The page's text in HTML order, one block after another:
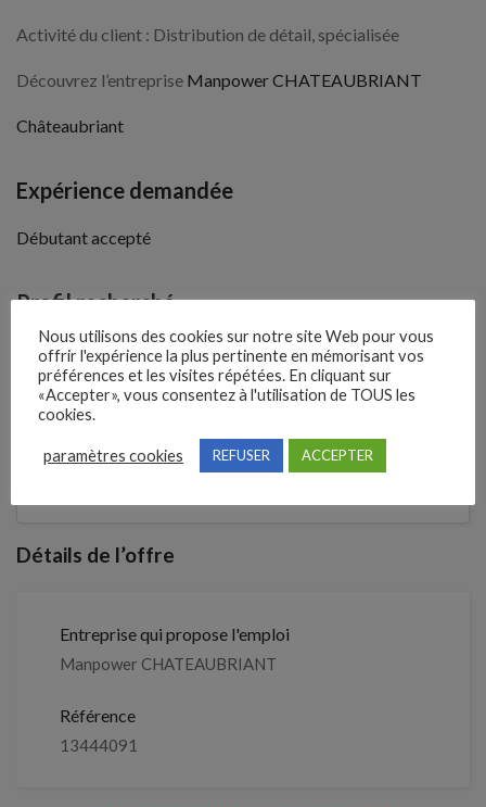
Activité du client : Distribution de détail, spécialisée
Découvrez l’entreprise Manpower CHATEAUBRIANT
Châteaubriant
Expérience demandée
Débutant accepté
Profil recherché
Mécanicien automobile (H/F)
Clôture des candidatures : 30 janvier
Je postule
Détails de l’offre
Entreprise qui propose l'emploi
Manpower CHATEAUBRIANT
Référence
13444091
Nous utilisons des cookies sur notre site Web pour vous
offrir l'expérience la plus pertinente en mémorisant vos
préférences et les visites répétées. En cliquant sur
«Accepter», vous consentez à l'utilisation de TOUS les
cookies.
paramètres cookies REFUSER ACCEPTER